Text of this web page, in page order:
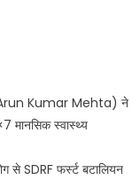
Kumar Mehta) ने
मानसिक स्वास्थ्य
से SDRF फर्स्ट बटालियन